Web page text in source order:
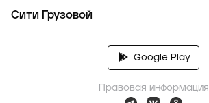
Сити Грузовой
Google Play
Правовая информация